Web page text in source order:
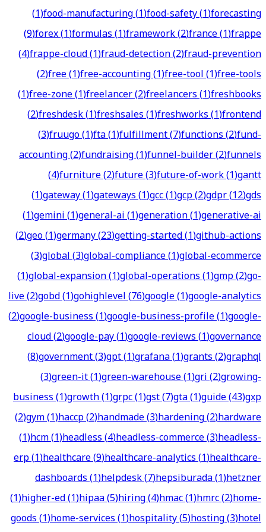
(1)food-manufacturing(1)food-safety(1)forecasting
(9)forex(1)formulas(1)framework(2)france(1)frappe
(4)frappe-cloud(1)fraud-detection(2)fraud-prevention
(2)free(1)free-accounting(1)free-tool(1)free-tools
(1)free-zone(1)freelancer(2)freelancers(1)freshbooks
(2)freshdesk(1)freshsales(1)freshworks(1)frontend
(3)fruugo(1)fta(1)fulfillment(7)functions(2)fund-
accounting(2)fundraising(1)funnel-builder(2)funnels
(4)furniture(2)future(3)future-of-work(1)gantt
(1)gateway(1)gateways(1)gcc(1)gcp(2)gdpr(12)gds
(1)gemini(1)general-ai(1)generation(1)generative-ai
(2)geo(1)germany(23)getting-started(1)github-actions
(3)global(3)global-compliance(1)global-ecommerce
(1)global-expansion(1)global-operations(1)gmp(2)go-
live(2)gobd(1)gohighlevel(76)google(1)google-analytics
(2)google-business(1)google-business-profile(1)google-
cloud(2)google-pay(1)google-reviews(1)governance
(8)government(3)gpt(1)grafana(1)grants(2)graphql
(3)green-it(1)green-warehouse(1)gri(2)growing-
business(1)growth(1)grpc(1)gst(7)gta(1)guide(43)gxp
(2)gym(1)haccp(2)handmade(3)hardening(2)hardware
(1)hcm(1)headless(4)headless-commerce(3)headless-
erp(1)healthcare(9)healthcare-analytics(1)healthcare-
dashboards(1)helpdesk(7)hepsiburada(1)hetzner
(1)higher-ed(1)hipaa(5)hiring(4)hmac(1)hmrc(2)home-
goods(1)home-services(1)hospitality(5)hosting(3)hotel